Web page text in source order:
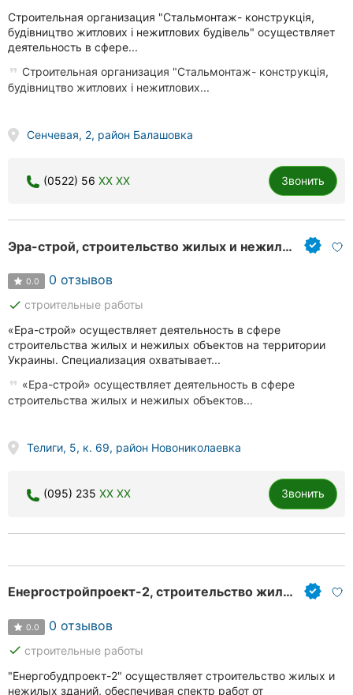
Строительная организация "Стальмонтаж- конструкція,
будівництво житлових і нежитлових будівель" осуществляет
деятельность в сфере...
Строительная организация "Стальмонтаж- конструкція,
будівництво житлових і нежитлових...
Сенчевая, 2, район Балашовка
(0522) 56 XX XX Звонить
Эра-строй, строительство жилых и нежилых зданий
0.0 0 отзывов
done строительные работы
«Ера-строй» осуществляет деятельность в сфере
строительства жилых и нежилых объектов на территории
Украины. Специализация охватывает...
«Ера-строй» осуществляет деятельность в сфере
строительства жилых и нежилых объектов...
Телиги, 5, к. 69, район Новониколаевка
(095) 235 XX XX Звонить
Енергостройпроект-2, строительство жилых и нежилых зданий
0.0 0 отзывов
done строительные работы
"Енергобудпроект-2" осуществляет строительство жилых и
нежилых зданий, обеспечивая спектр работ от